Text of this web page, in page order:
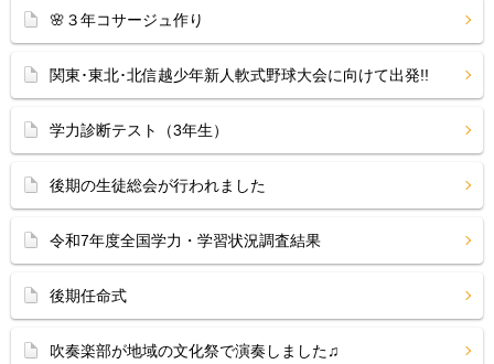
🌸３年コサージュ作り
関東･東北･北信越少年新人軟式野球大会に向けて出発!!
学力診断テスト（3年生）
後期の生徒総会が行われました
令和7年度全国学力・学習状況調査結果
後期任命式
吹奏楽部が地域の文化祭で演奏しました♫